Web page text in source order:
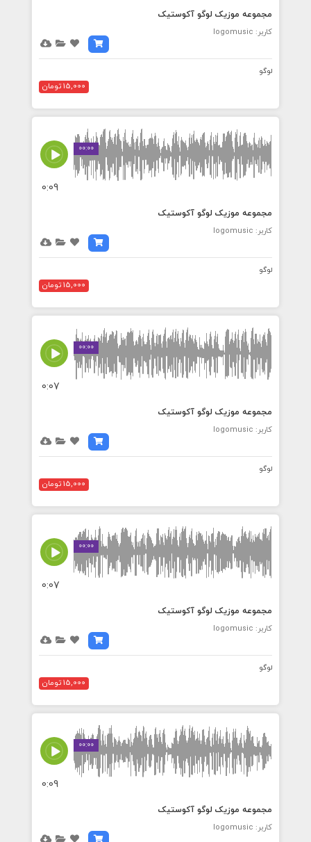
مجموعه موزیک لوگو آکوستیک
کاربر: logomusic
لوگو
15,000 تومان
00:00
0:09
مجموعه موزیک لوگو آکوستیک
کاربر: logomusic
لوگو
15,000 تومان
00:00
0:07
مجموعه موزیک لوگو آکوستیک
کاربر: logomusic
لوگو
15,000 تومان
00:00
0:07
مجموعه موزیک لوگو آکوستیک
کاربر: logomusic
لوگو
15,000 تومان
00:00
0:09
مجموعه موزیک لوگو آکوستیک
کاربر: logomusic